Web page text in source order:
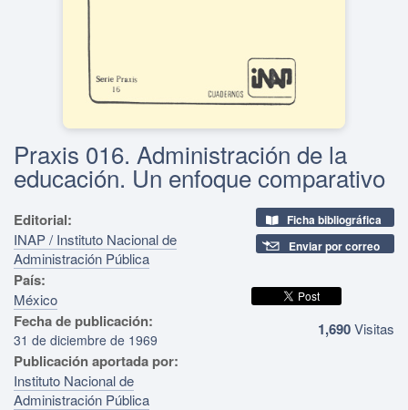
Praxis 016. Administración de la
educación. Un enfoque comparativo
Editorial:
INAP / Instituto Nacional de
Administración Pública
País:
México
Fecha de publicación:
31 de diciembre de 1969
Publicación aportada por:
Instituto Nacional de
Administración Pública
Ficha bibliográfica
Enviar por correo
1,690Visitas